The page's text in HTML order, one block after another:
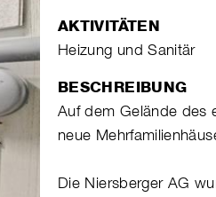
AKTIVITÄTEN
Heizung und Sanitär
BESCHREIBUNG
Auf dem Gelände des
neue
Die Niersberger AG